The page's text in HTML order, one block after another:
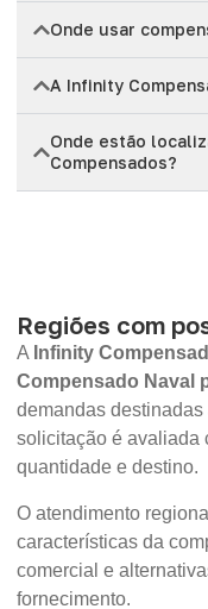
Onde usar
A Infinity
Onde estão
Compensados?
Regiões com
A Infinity
Compensado Naval
demandas
solicitação é avaliada
quantidade e destino.
O atendimento
características da
comercial e
fornecimento.